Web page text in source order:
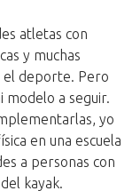
atletas con
y muchas
el deporte. Pero
modelo a seguir.
yo
en una escuela
a personas con
kayak.